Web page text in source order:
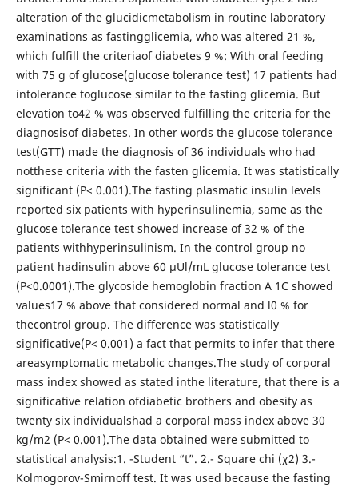
alteration of the glucidicmetabolism in routine laboratory
examinations as fastingglicemia, who was altered 21 %,
which fulfill the criteriaof diabetes 9 %: With oral feeding
with 75 g of glucose(glucose tolerance test) 17 patients had
intolerance toglucose similar to the fasting glicemia. But
elevation to42 % was observed fulfilling the criteria for the
diagnosisof diabetes. In other words the glucose tolerance
test(GTT) made the diagnosis of 36 individuals who had
notthese criteria with the fasten glicemia. It was statistically
significant (P< 0.001).The fasting plasmatic insulin levels
reported six patients with hyperinsulinemia, same as the
glucose tolerance test showed increase of 32 % of the
patients withhyperinsulinism. In the control group no
patient hadinsulin above 60 µUl/mL glucose tolerance test
(P<0.0001).The glycoside hemoglobin fraction A 1C showed
values17 % above that considered normal and l0 % for
thecontrol group. The difference was statistically
significative(P< 0.001) a fact that permits to infer that there
areasymptomatic metabolic changes.The study of corporal
mass index showed as stated inthe literature, that there is a
significative relation ofdiabetic brothers and obesity as
twenty six individualshad a corporal mass index above 30
kg/m2 (P< 0.001).The data obtained were submitted to
statistical analysis:1. -Student “t”. 2.- Square chi (χ2) 3.-
Kolmogorov-Smirnoff test. It was used because the fasting